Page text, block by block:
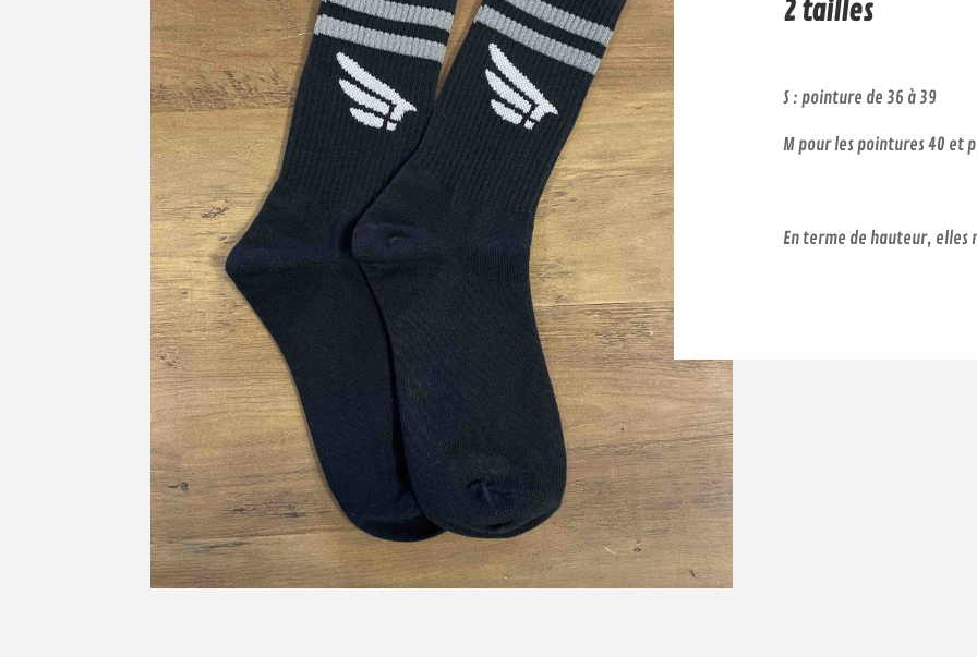
2 tailles
S : pointure de 36 à 39
M pour les pointures 40 et
En terme de hauteur,